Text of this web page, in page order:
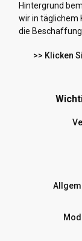
Hintergrund
wir in täglichem
die
>> Klicken